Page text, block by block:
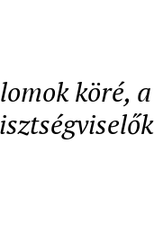
köré, a